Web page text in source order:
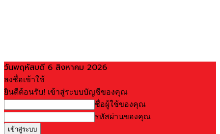
วันพฤหัสบดี 6 สิงหาคม 2026
ลงชื่อเข้าใช้
ยินดีต้อนรับ! เข้าสู่ระบบบัญชีของคุณ
ชื่อผู้ใช้ของคุณ
รหัสผ่านของคุณ